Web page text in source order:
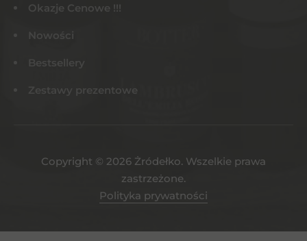
Okazje Cenowe !!!
Nowości
Bestsellery
Zestawy prezentowe
Copyright © 2026 Żródełko. Wszelkie prawa
zastrzeżone.
Polityka prywatności